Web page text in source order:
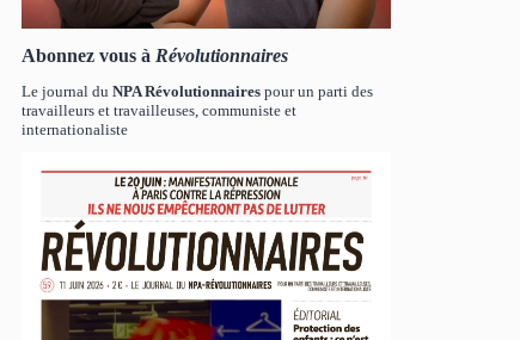
Abonnez vous à Révolutionnaires
Le journal duNPA Révolutionnaires pour un parti des
travailleurs et travailleuses, communiste et
internationaliste